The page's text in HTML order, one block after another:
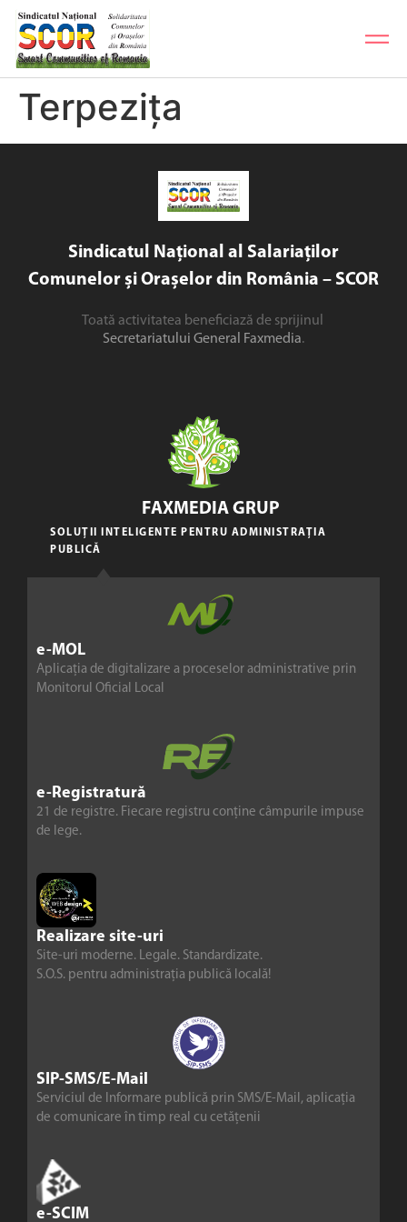
Terpezița
Sindicatul Național al Salariaților
Comunelor și Orașelor din România – SCOR
Toată activitatea beneficiază de sprijinul
Secretariatului General Faxmedia.
e-MOL
Aplicația de digitalizare a proceselor administrative prin
Monitorul Oficial Local
e-Registratură
21 de registre. Fiecare registru conține câmpurile impuse
de lege.
Realizare site-uri
Site-uri moderne. Legale. Standardizate.
S.O.S. pentru administrația publică locală!
SIP-SMS/E-Mail
Serviciul de Informare publică prin SMS/E-Mail, aplicația
de comunicare în timp real cu cetățenii
e-SCIM
FAXMEDIA GRUP
SOLUȚII INTELIGENTE PENTRU ADMINISTRAȚIA
PUBLICĂ